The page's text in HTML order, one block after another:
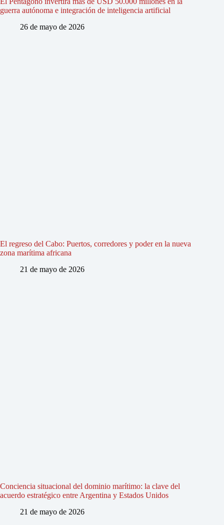
guerra autónoma e integración de inteligencia artificial
26 de mayo de 2026
El regreso del Cabo: Puertos, corredores y poder en la nueva
zona marítima africana
21 de mayo de 2026
Conciencia situacional del dominio marítimo: la clave del
acuerdo estratégico entre Argentina y Estados Unidos
21 de mayo de 2026